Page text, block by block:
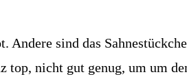
sind das
nicht gut genug, um um